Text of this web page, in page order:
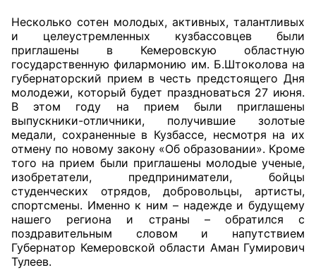
Главная
Общественные советы
Общественные советы при территориальных
органах федеральных органов
исполнительной власти
Общественные советы по проведению
независимой оценки качества условий
оказания услуг
О Палате
Структура Палаты
Несколько сотен молодых, активных, талантливых
и целеустремленных кузбассовцев были
приглашены в Кемеровскую областную
государственную филармонию им. Б.Штоколова на
губернаторский прием в честь предстоящего Дня
молодежи, который будет праздноваться 27 июня.
В этом году на прием были приглашены
выпускники-отличники, получившие золотые
медали, сохраненные в Кузбассе, несмотря на их
отмену по новому закону «Об образовании». Кроме
того на прием были приглашены молодые ученые,
изобретатели, предприниматели, бойцы
студенческих отрядов, добровольцы, артисты,
спортсмены. Именно к ним – надежде и будущему
нашего региона и страны – обратился с
поздравительным словом и напутствием
Губернатор Кемеровской области Аман Гумирович
Тулеев.